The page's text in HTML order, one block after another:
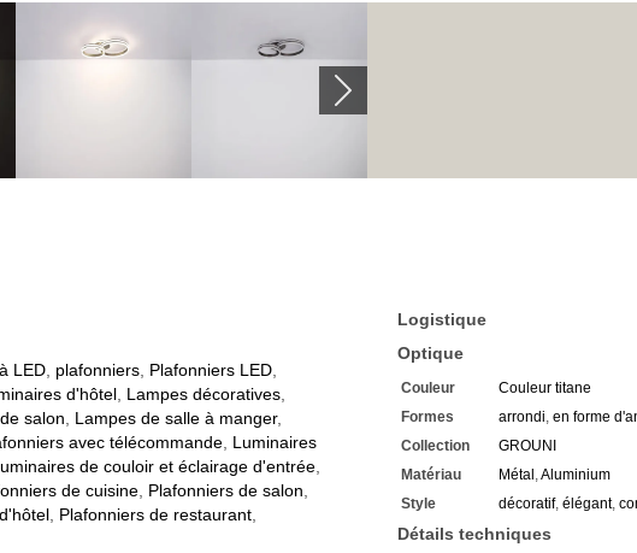
Équipé d'une tension de
Comprend 1 ampoule LED
Très faible consommation
pièce
Un indice de rendu des
sous une lumière naturelle
Nous vous offrons une
Si vous avez des
Renseignez-vous sur les
Nous nous réjouissons de
LED, plafonniers, Plafonniers LED,
d'hôtel, Lampes décoratives,
salon, Lampes de salle à manger,
avec télécommande, Luminaires
de couloir et éclairage d'entrée,
de cuisine, Plafonniers de salon,
, Plafonniers de restaurant,
Logistique
Optique
Couleur
Couleur titane
Formes
arrondi, en forme
Collection
GROUNI
Matériau
Métal ,Aluminium
Style
décoratif, élégant,
Détails techniques